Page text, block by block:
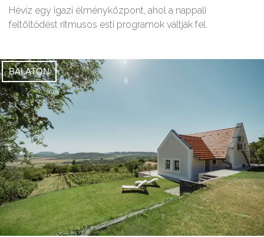
Hévíz egy igazi élményközpont, ahol a nappali
feltöltődést ritmusos esti programok váltják fel.
BALATON